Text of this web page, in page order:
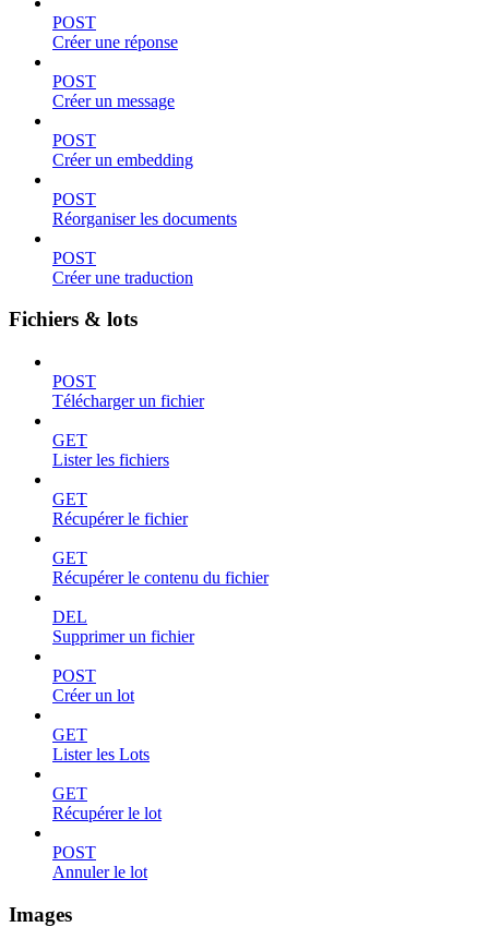
POST
Créer une réponse
POST
Créer un message
POST
Créer un embedding
POST
Réorganiser les documents
POST
Créer une traduction
Fichiers & lots
POST
Télécharger un fichier
GET
Lister les fichiers
GET
Récupérer le fichier
GET
Récupérer le contenu du fichier
DEL
Supprimer un fichier
POST
Créer un lot
GET
Lister les Lots
GET
Récupérer le lot
POST
Annuler le lot
Images